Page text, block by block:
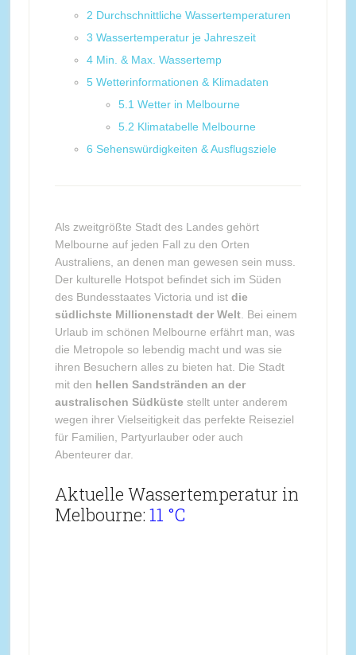
2 Durchschnittliche Wassertemperaturen
3 Wassertemperatur je Jahreszeit
4 Min. & Max. Wassertemp
5 Wetterinformationen & Klimadaten
5.1 Wetter in Melbourne
5.2 Klimatabelle Melbourne
6 Sehenswürdigkeiten & Ausflugsziele
Als zweitgrößte Stadt des Landes gehört
Melbourne auf jeden Fall zu den Orten
Australiens, an denen man gewesen sein muss.
Der kulturelle Hotspot befindet sich im Süden
des Bundesstaates Victoria und ist die
südlichste Millionenstadt der Welt. Bei einem
Urlaub im schönen Melbourne erfährt man, was
die Metropole so lebendig macht und was sie
ihren Besuchern alles zu bieten hat. Die Stadt
mit den hellen Sandstränden an der
australischen Südküste stellt unter anderem
wegen ihrer Vielseitigkeit das perfekte Reiseziel
für Familien, Partyurlauber oder auch
Abenteurer dar.
Aktuelle Wassertemperatur in
Melbourne: 11 °C